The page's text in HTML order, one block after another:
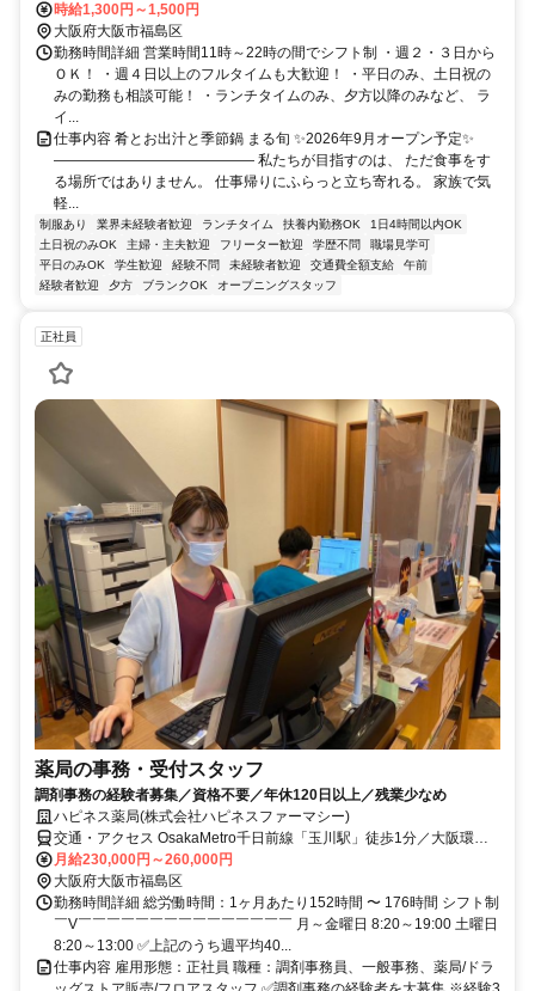
時給1,300円～1,500円
大阪府大阪市福島区
勤務時間詳細 営業時間11時～22時の間でシフト制 ・週２・３日から
ＯＫ！ ・週４日以上のフルタイムも大歓迎！ ・平日のみ、土日祝の
みの勤務も相談可能！ ・ランチタイムのみ、夕方以降のみなど、 ラ
イ...
仕事内容 肴とお出汁と季節鍋 まる旬 ✨2026年9月オープン予定✨
―――――――――――――― 私たちが目指すのは、 ただ食事をす
る場所ではありません。 仕事帰りにふらっと立ち寄れる。 家族で気
軽...
制服あり 業界未経験者歓迎 ランチタイム 扶養内勤務OK
1日4時間以内OK
土日祝のみOK
主婦・主夫歓迎 フリーター歓迎 学歴不問
職場見学可
平日のみOK
学生歓迎 経験不問 未経験者歓迎 交通費全額支給
午前
経験者歓迎
夕方 ブランクOK オープニングスタッフ
正社員
薬局の事務・受付スタッフ
調剤事務の経験者募集／資格不要／年休120日以上／残業少なめ
ハピネス薬局(株式会社ハピネスファーマシー)
交通・アクセス OsakaMetro千日前線「玉川駅」徒歩1分／大阪環状
線「野田駅」徒歩4分／OsakaMetro千日前線「野田阪神駅」徒歩9分
月給230,000円～260,000円
大阪府大阪市福島区
勤務時間詳細 総労働時間：1ヶ月あたり152時間 〜 176時間 シフト制
￣V￣￣￣￣￣￣￣￣￣￣￣￣￣￣￣ 月～金曜日 8:20～19:00 土曜日
8:20～13:00 ✅上記のうち週平均40...
仕事内容 雇用形態：正社員 職種：調剤事務員、一般事務、薬局/ドラ